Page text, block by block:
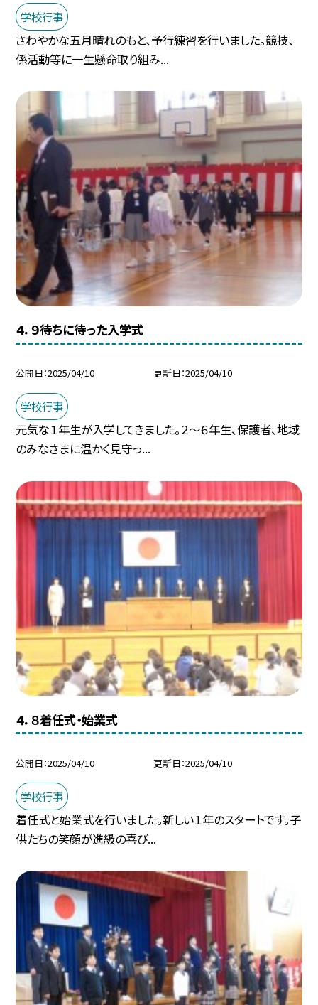
学校行事
さわやかな五月晴れのもと、予行練習を行いました。競技、
係活動等に一生懸命取り組み...
４．９待ちに待った入学式
公開日 2025/04/10 更新日 2025/04/10
学校行事
元気な１年生が入学してきました。２～６年生、保護者、地域
のみなさまに温かく見守っ...
４．８着任式・始業式
公開日 2025/04/10 更新日 2025/04/10
学校行事
着任式と始業式を行いました。新しい１年のスタートです。子
供たちの笑顔が進級の喜び...